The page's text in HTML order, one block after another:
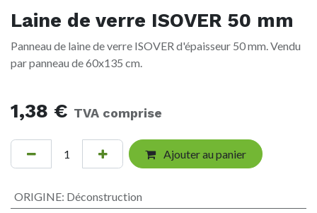
Laine de verre ISOVER 50 mm
Panneau de laine de verre ISOVER d'épaisseur 50 mm. Vendu
par panneau de 60x135 cm.
1,38 € TVA comprise
Ajouter au panier
ORIGINE: Déconstruction